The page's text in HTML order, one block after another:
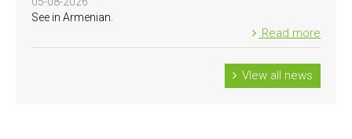
See in Armenian.
Read more
VIew all news